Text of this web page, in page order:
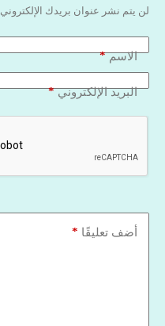
لن يتم نشر عنوان بريدك الإلكتروني.
الاسم*
البريد الإلكتروني*
أضف تعليقًا *